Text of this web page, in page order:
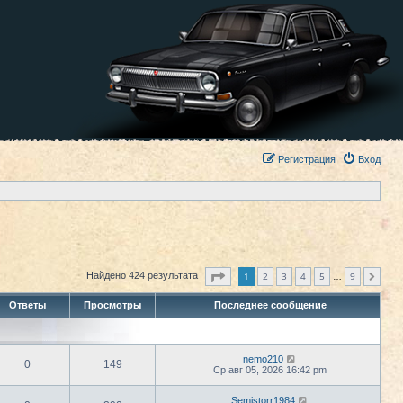
Вход
Регистрация
Найдено 424 результата Страница из9
1 2 3 4 5 9
Ответы Просмотры Последнее сообщение
0 149
nemo210
Ср авг 05, 2026 16:42 pm
Semistorr1984